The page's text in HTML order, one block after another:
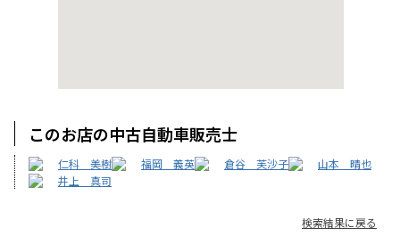
このお店の中古自動車販売士
仁科 美樹 福岡 義英 倉谷 芙沙子
山本 晴也
井上 真司
検索結果に戻る